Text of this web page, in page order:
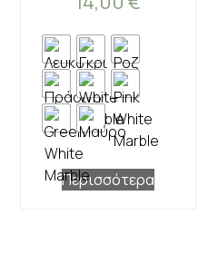
Περισσότερα